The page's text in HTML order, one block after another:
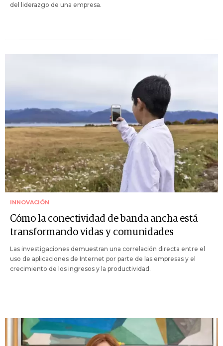
del liderazgo de una empresa.
INNOVACIÓN
Cómo la conectividad de banda ancha está
transformando vidas y comunidades
Las investigaciones demuestran una correlación directa entre el
uso de aplicaciones de Internet por parte de las empresas y el
crecimiento de los ingresos y la productividad.